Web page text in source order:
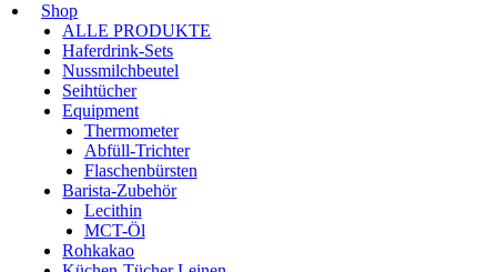
Shop
ALLE PRODUKTE
Haferdrink-Sets
Nussmilchbeutel
Seihtücher
Equipment
Thermometer
Abfüll-Trichter
Flaschenbürsten
Barista-Zubehör
Lecithin
MCT-Öl
Rohkakao